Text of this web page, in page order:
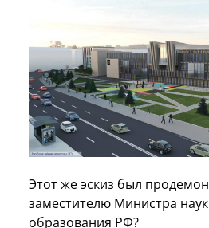
Этот же эскиз был
заместителю Министра
образования РФ?